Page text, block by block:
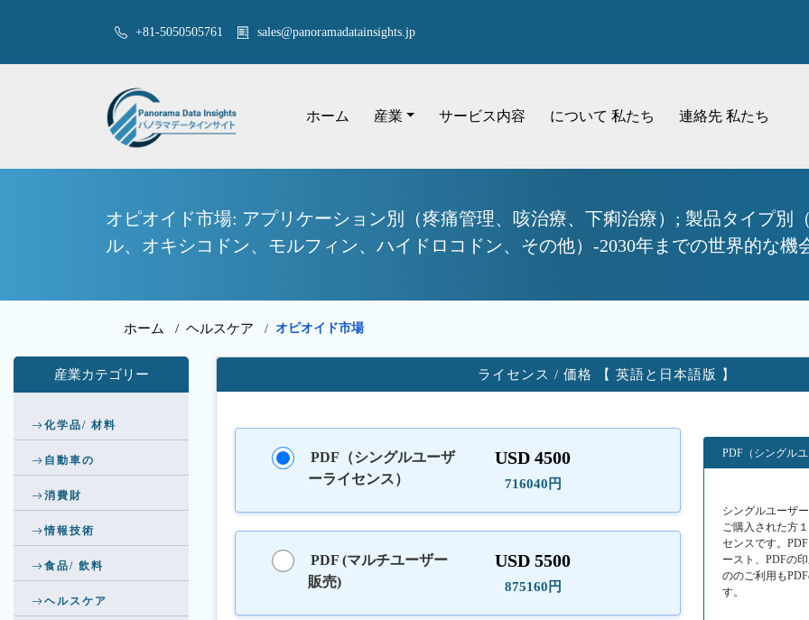
+81-5050505761 sales@panoramadatainsights.jp
ホーム 産業 サービス内容 について 私たち 連絡先 私たち
オピオイド市場: アプリケーション別（疼痛管理、咳治療、下痢治療）; 製品タイプ別
ル、オキシコドン、モルフィン、ハイドロコドン、その他）-2030年までの世界的な機
ホーム / ヘルスケア / オピオイド市場
産業カテゴリー
化学品/ 材料
自動車の
消費財
情報技術
食品/ 飲料
ヘルスケア
ライセンス / 価格 【 英語と日本語版 】
PDF（シングルユーザ
ーライセンス）
USD 4500
716040円
PDF (マルチユーザー
販売)
USD 5500
875160円
PDF（シングル
シングルユーザ
ご購入された方
センスです。
ースト、PDFの
ののご利用も
す。